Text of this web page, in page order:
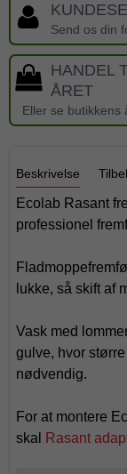
Send os din
HANDEL
ÅRET
Eller se butikkens
Beskrivelse
Ecolab Rasant
professionel
lukke, så skift af
Vask med
gulve, hvor
nødvendig.
For at montere
skal
Rasant